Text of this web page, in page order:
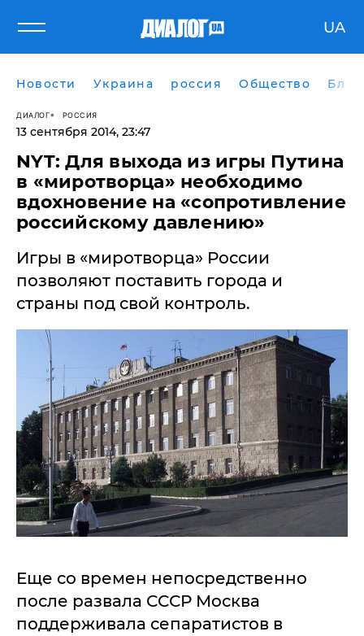
UA
Новости Украина россия Общество
ДИАЛОГ РОССИЯ
13 сентября 2014, 23:47
NYT: Для выхода из игры Путина
в «миротворца» необходимо
вдохновение на «сопротивление
российскому давлению»
Игры в «миротворца» России
позволяют поставить города и
страны под свой контроль.
Еще со времен непосредственно
после развала СССР Москва
поддерживала сепаратистов в